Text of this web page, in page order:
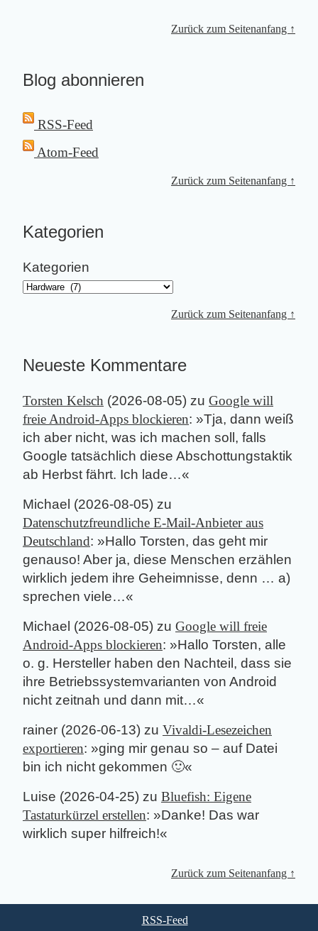
Zurück zum Seitenanfang ↑
Blog abonnieren
RSS-Feed
Atom-Feed
Zurück zum Seitenanfang ↑
Kategorien
Kategorien
Zurück zum Seitenanfang ↑
Neueste Kommentare
Torsten Kelsch (2026-08-05) zu Google will
freie Android-Apps blockieren: »Tja, dann weiß
ich aber nicht, was ich machen soll, falls
Google tatsächlich diese Abschottungstaktik
ab Herbst fährt. Ich lade…«
Michael (2026-08-05) zu
Datenschutzfreundliche E-Mail-Anbieter aus
Deutschland: »Hallo Torsten, das geht mir
genauso! Aber ja, diese Menschen erzählen
wirklich jedem ihre Geheimnisse, denn … a)
sprechen viele…«
Michael (2026-08-05) zu Google will freie
Android-Apps blockieren: »Hallo Torsten, alle
o. g. Hersteller haben den Nachteil, dass sie
ihre Betriebssystemvarianten von Android
nicht zeitnah und dann mit…«
rainer (2026-06-13) zu Vivaldi-Lesezeichen
exportieren: »ging mir genau so – auf Datei
bin ich nicht gekommen 🙂«
Luise (2026-04-25) zu Bluefish: Eigene
Tastaturkürzel erstellen: »Danke! Das war
wirklich super hilfreich!«
Zurück zum Seitenanfang ↑
RSS-Feed